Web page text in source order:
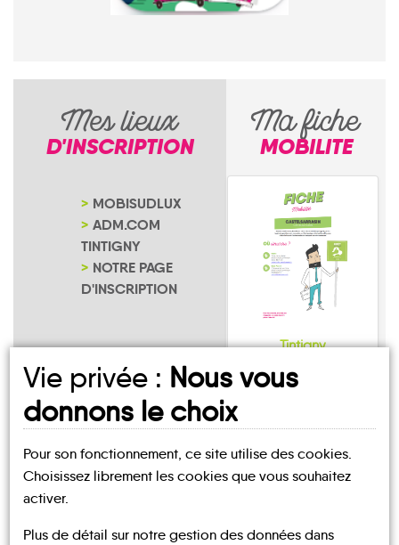
Mes lieux
D'INSCRIPTION
MOBISUDLUX
ADM.COM
TINTIGNY
NOTRE PAGE
D'INSCRIPTION
Ma fiche
MOBILITE
Tintigny
UN AVIS, UN TÉMOIGNAGE
À PARTAGER ?
Vie privée : Nous vous
donnons le choix
Pour son fonctionnement, ce site utilise des cookies.
Choisissez librement les cookies que vous souhaitez
activer.
Plus de détail sur notre gestion des données dans